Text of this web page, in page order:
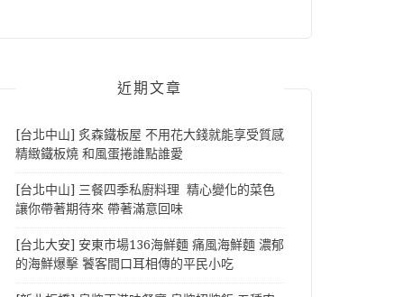
近期文章
[台北中山] 炙森鐵板屋 不用花大錢就能享受質感
精緻鐵板燒 和風蛋捲誰點誰愛
[台北中山] 三餐四季私廚料理 精心變化的菜色
讓你帶著期待來 帶著滿意回味
[台北大安] 安東市場136海鮮麵 痛風海鮮麵 濃郁
的海鮮爆擊 饕客間口耳相傳的平民小吃